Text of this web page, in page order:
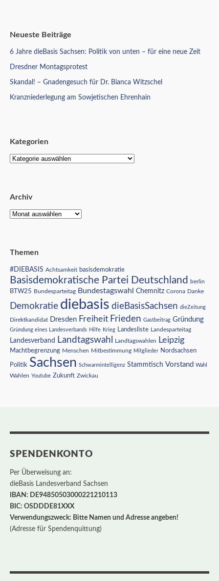
Neueste Beiträge
6 Jahre dieBasis Sachsen: Politik von unten – für eine neue Zeit
Dresdner Montagsprotest
Skandal! – Gnadengesuch für Dr. Bianca Witzschel
Kranzniederlegung am Sowjetischen Ehrenhain
Kategorien
Archiv
Themen
#DIEBASIS Achtsamkeit basisdemokratie
Basisdemokratische Partei Deutschland berlin
BTW25 Bundesparteitag Bundestagswahl Chemnitz Corona Danke
Demokratie diebasis dieBasisSachsen dieZeitung
Direktkandidat Dresden Freiheit Frieden Gastbeitrag Gründung
Gründung eines Landesverbands Hilfe Krieg Landesliste Landesparteitag
Landesverband Landtagswahl Landtagswahlen Leipzig
Machtbegrenzung Menschen Mitbestimmung Mitglieder Nordsachsen
Politik Sachsen Schwarmintelligenz Stammtisch Vorstand Wahl
Wahlen Youtube Zukunft Zwickau
SPENDENKONTO
Per Überweisung an:
dieBasis Landesverband Sachsen
IBAN: DE94850503000221210113
BIC: OSDDDE81XXX
Verwendungszweck: Bitte Namen und Adresse angeben!
(Adresse für Spendenquittung)